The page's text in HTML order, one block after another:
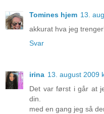
Tomines hjem 13.
akkurat hva jeg
Svar
irina 13. august 2009
Det var først i går at
din.
med en gang jeg så